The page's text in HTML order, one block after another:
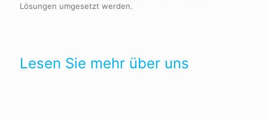
Lösungen umgesetzt werden.
Lesen Sie mehr über uns